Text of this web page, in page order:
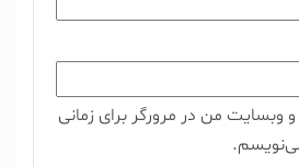
و وبسایت من در مرورگر برای زمانی